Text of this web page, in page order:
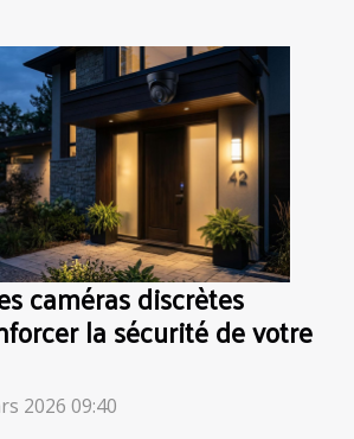
caméras discrètes
la sécurité de votre
2026 09:40